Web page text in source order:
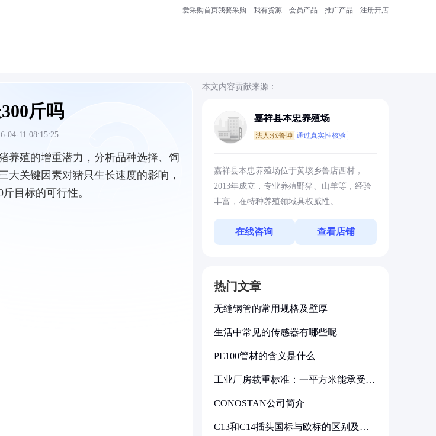
爱采购首页我要采购 我有货源 会员产品 推广产品 注册开店
斤吗
04-11 08:15:25
养殖的增重潜力，分析品种选择、饲
大关键因素对猪只生长速度的影响，
目标的可行性。
本文内容贡献来源：
嘉祥县本忠养殖场
法人:张鲁坤 通过真实性核验
嘉祥县本忠养殖场位于黄垓乡鲁店西村，
2013年成立，专业养殖野猪、山羊等，经验
丰富，在特种养殖领域具权威性。
在线咨询 查看店铺
热门文章
无缝钢管的常用规格及壁厚
生活中常见的传感器有哪些呢
PE100管材的含义是什么
工业厂房载重标准：一平方米能承受多
CONOSTAN公司简介
C13和C14插头国标与欧标的区别及其